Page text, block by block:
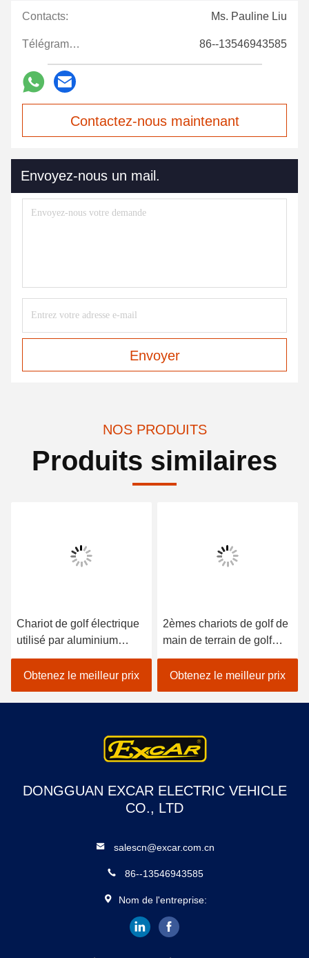
Contacts: Ms. Pauline Liu
Télégramme: 86--13546943585
Contactez-nous maintenant
Envoyez-nous un mail.
Envoyer
NOS PRODUITS
Produits similaires
Chariot de golf électrique
utilisé par aluminium
électrique utilisé par
personne de voiture de
club de 6 chariots de golf
Obtenez le meilleur prix
2èmes chariots de golf de
main de terrain de golf
48V 3.7KW 4 Seater
garantie de 1 an
Obtenez le meilleur prix
DONGGUAN EXCAR ELECTRIC VEHICLE
CO., LTD
salescn@excar.com.cn
86--13546943585
Nom de l'entreprise: